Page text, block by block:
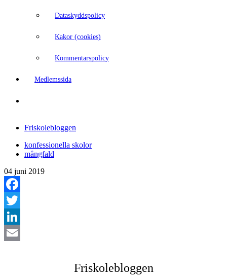
Dataskyddspolicy
Kakor (cookies)
Kommentarspolicy
Medlemssida
Friskolebloggen
konfessionella skolor
mångfald
04 juni 2019
Facebook
Twitter
LinkedIn
Friskolebloggen